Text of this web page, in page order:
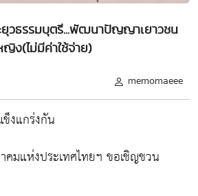
ยุวธรรมบุตรี...พัฒนาปัญญาเยาวชน
ญิง(ไม่มีค่าใช้จ่าย)
memomaeee
งแกร่งกัน
มแห่งประเทศไทยฯ ขอเชิญชวน